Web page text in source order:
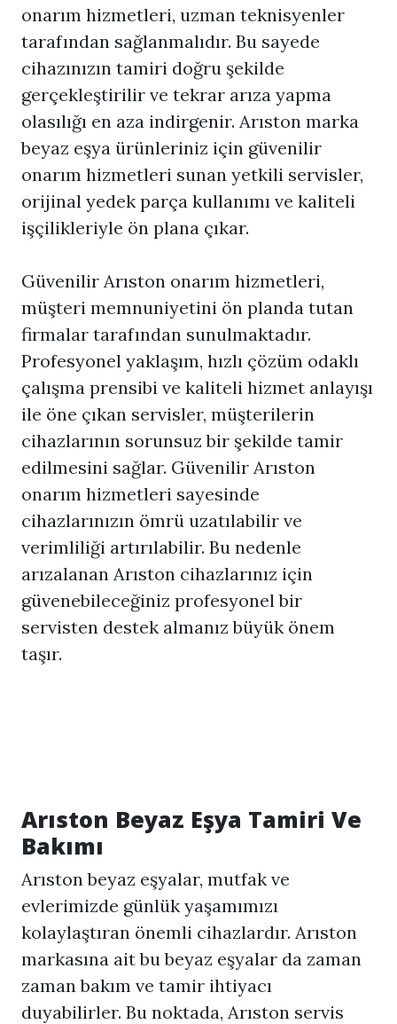
onarım hizmetleri, uzman teknisyenler
tarafından sağlanmalıdır. Bu sayede
cihazınızın tamiri doğru şekilde
gerçekleştirilir ve tekrar arıza yapma
olasılığı en aza indirgenir. Arıston marka
beyaz eşya ürünleriniz için güvenilir
onarım hizmetleri sunan yetkili servisler,
orijinal yedek parça kullanımı ve kaliteli
işçilikleriyle ön plana çıkar.
Güvenilir Arıston onarım hizmetleri,
müşteri memnuniyetini ön planda tutan
firmalar tarafından sunulmaktadır.
Profesyonel yaklaşım, hızlı çözüm odaklı
çalışma prensibi ve kaliteli hizmet anlayışı
ile öne çıkan servisler, müşterilerin
cihazlarının sorunsuz bir şekilde tamir
edilmesini sağlar. Güvenilir Arıston
onarım hizmetleri sayesinde
cihazlarınızın ömrü uzatılabilir ve
verimliliği artırılabilir. Bu nedenle
arızalanan Arıston cihazlarınız için
güvenebileceğiniz profesyonel bir
servisten destek almanız büyük önem
taşır.
Arıston Beyaz Eşya Tamiri Ve
Bakımı
Arıston beyaz eşyalar, mutfak ve
evlerimizde günlük yaşamımızı
kolaylaştıran önemli cihazlardır. Arıston
markasına ait bu beyaz eşyalar da zaman
zaman bakım ve tamir ihtiyacı
duyabilirler. Bu noktada, Arıston servis